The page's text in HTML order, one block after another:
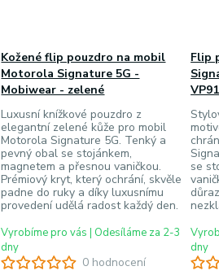
0 hodnocení
Kožené flip pouzdro na mobil
Motorola Signature 5G -
Mobiwear - zelené
Luxusní knížkové pouzdro z
elegantní zelené kůže pro mobil
Motorola Signature 5G. Tenký a
pevný obal se stojánkem,
magnetem a přesnou vaničkou.
Prémiový kryt, který ochrání, skvěle
padne do ruky a díky luxusnímu
provedení udělá radost každý den.
Vyrobíme pro vás | Odesíláme za 2-3
dny
Flip
se
dny